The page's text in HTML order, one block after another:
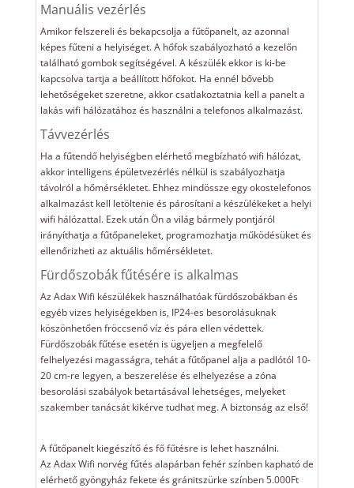
Manuális vezérlés
Amikor felszereli és bekapcsolja a fűtőpanelt, az azonnal
képes fűteni a helyiséget. A hőfok szabályozható a kezelőn
található gombok segítségével. A készülék ekkor is ki-be
kapcsolva tartja a beállított hőfokot. Ha ennél bővebb
lehetőségeket szeretne, akkor csatlakoztatnia kell a panelt a
lakás wifi hálózatához és használni a telefonos alkalmazást.
Távvezérlés
Ha a fűtendő helyiségben elérhető megbízható wifi hálózat,
akkor intelligens épületvezérlés nélkül is szabályozhatja
távolról a hőmérsékletet. Ehhez mindössze egy okostelefonos
alkalmazást kell letöltenie és párosítani a készülékeket a helyi
wifi hálózattal. Ezek után Ön a világ bármely pontjáról
irányíthatja a fűtőpaneleket, programozhatja működésüket és
ellenőrizheti az aktuális hőmérsékletet.
Fürdőszobák fűtésére is alkalmas
Az Adax Wifi készülékek használhatóak fürdőszobákban és
egyéb vizes helyiségekben is, IP24-es besorolásuknak
köszönhetően fröccsenő víz és pára ellen védettek.
Fürdőszobák fűtése esetén is ügyeljen a megfelelő
felhelyezési magasságra, tehát a fűtőpanel alja a padlótól 10-
20 cm-re legyen, a beszerelése és elhelyezése a zóna
besorolási szabályok betartásával lehetséges, melyeket
szakember tanácsát kikérve tudhat meg. A biztonság az első!
A fűtőpanelt kiegészítő és fő fűtésre is lehet használni.
Az Adax Wifi norvég fűtés alapárban fehér színben kapható de
elérhető gyöngyház fekete és gránitszürke színben 5.000Ft